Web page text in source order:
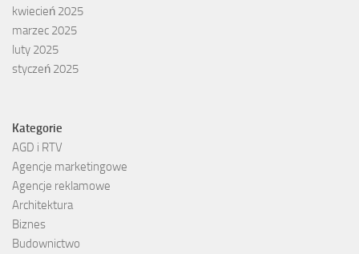
kwiecień 2025
marzec 2025
luty 2025
styczeń 2025
Kategorie
AGD i RTV
Agencje marketingowe
Agencje reklamowe
Architektura
Biznes
Budownictwo